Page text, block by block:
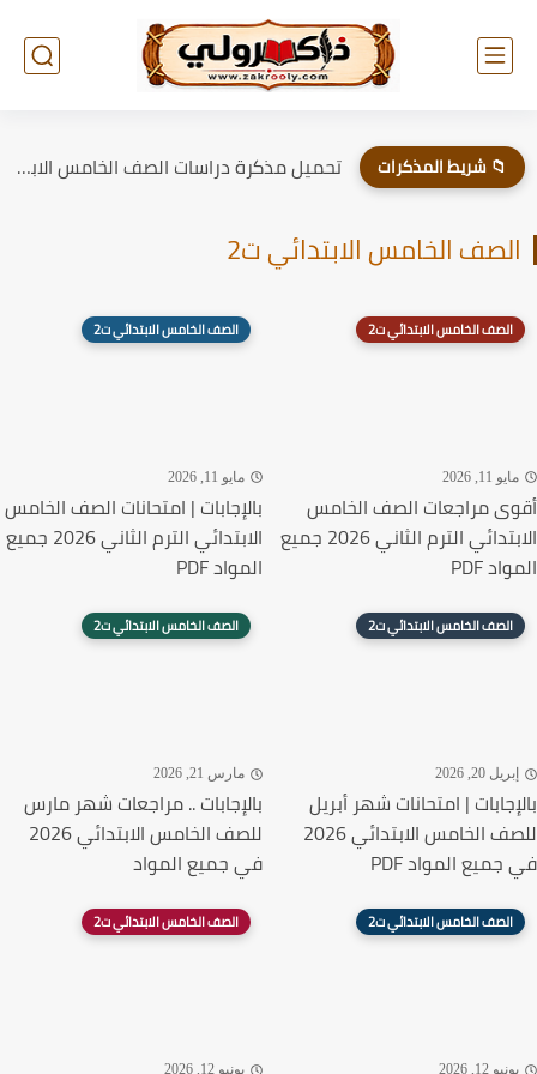
📁 شريط المذكرات تحميل مذكرة دراسات الصف الخامس الابتدائي الترم الاول 2026
الصف الخامس الابتدائي ت2
الصف الخامس الابتدائي ت2
مايو 11, 2026
أقوى مراجعات الصف الخامس
الابتدائي الترم الثاني 2026 جميع
المواد PDF
الصف الخامس الابتدائي ت2
مايو 11, 2026
بالإجابات | امتحانات الصف الخامس
الابتدائي الترم الثاني 2026 جميع
المواد PDF
الصف الخامس الابتدائي ت2
إبريل 20, 2026
بالإجابات | امتحانات شهر أبريل
للصف الخامس الابتدائي 2026
في جميع المواد PDF
الصف الخامس الابتدائي ت2
مارس 21, 2026
بالإجابات .. مراجعات شهر مارس
للصف الخامس الابتدائي 2026
في جميع المواد
الصف الخامس الابتدائي ت2
يونيو 12, 2026
الصف الخامس الابتدائي ت2
يونيو 12, 2026